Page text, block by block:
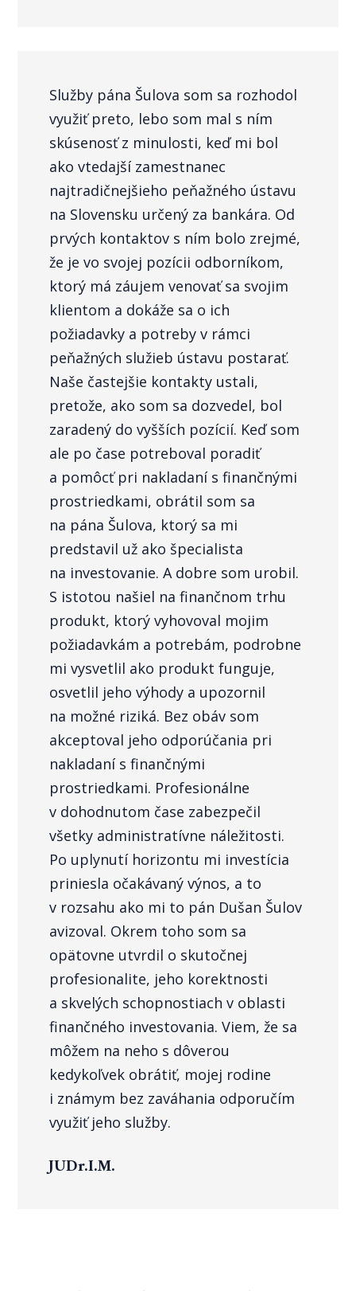
Služby pána Šulova som sa rozhodol
využiť preto, lebo som mal s ním
skúsenosť z minulosti, keď mi bol
ako vtedajší zamestnanec
najtradičnejšieho peňažného ústavu
na Slovensku určený za bankára. Od
prvých kontaktov s ním bolo zrejmé,
že je vo svojej pozícii odborníkom,
ktorý má záujem venovať sa svojim
klientom a dokáže sa o ich
požiadavky a potreby v rámci
peňažných služieb ústavu postarať.
Naše častejšie kontakty ustali,
pretože, ako som sa dozvedel, bol
zaradený do vyšších pozícií. Keď som
ale po čase potreboval poradiť
a pomôcť pri nakladaní s finančnými
prostriedkami, obrátil som sa
na pána Šulova, ktorý sa mi
predstavil už ako špecialista
na investovanie. A dobre som urobil.
S istotou našiel na finančnom trhu
produkt, ktorý vyhovoval mojim
požiadavkám a potrebám, podrobne
mi vysvetlil ako produkt funguje,
osvetlil jeho výhody a upozornil
na možné riziká. Bez obáv som
akceptoval jeho odporúčania pri
nakladaní s finančnými
prostriedkami. Profesionálne
v dohodnutom čase zabezpečil
všetky administratívne náležitosti.
Po uplynutí horizontu mi investícia
priniesla očakávaný výnos, a to
v rozsahu ako mi to pán Dušan Šulov
avizoval. Okrem toho som sa
opätovne utvrdil o skutočnej
profesionalite, jeho korektnosti
a skvelých schopnostiach v oblasti
finančného investovania. Viem, že sa
môžem na neho s dôverou
kedykoľvek obrátiť, mojej rodine
i známym bez zaváhania odporučím
využiť jeho služby.
JUDr.I.M.